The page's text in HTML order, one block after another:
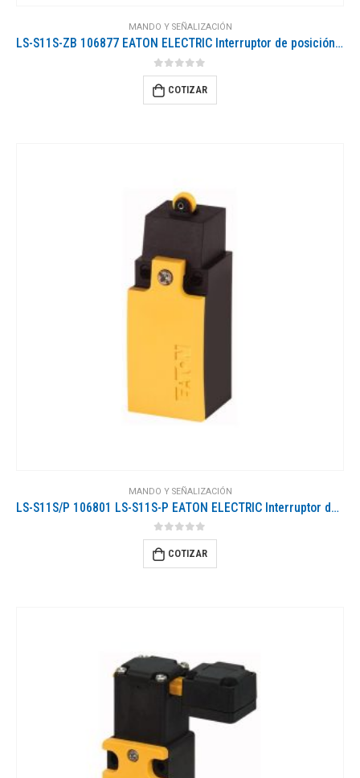
MANDO Y SEÑALIZACIÓN
LS-S11S-ZB 106877 EATON ELECTRIC Interruptor de posición de seguridad 1 NO + 1 NC Actuador incluido
0out of 5
COTIZAR
MANDO Y SEÑALIZACIÓN
LS-S11S/P 106801 LS-S11S-P EATON ELECTRIC Interruptor de posición Plástico 1 NO + 1 NC Palanca de rodillo Ru..
0out of 5
COTIZAR